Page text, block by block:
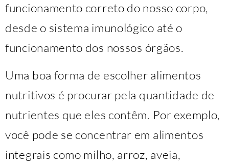
funcionamento correto do nosso corpo,
desde o sistema imunológico até o
funcionamento dos nossos órgãos.
Uma boa forma de escolher alimentos
nutritivos é procurar pela quantidade de
nutrientes que eles contêm. Por exemplo,
você pode se concentrar em alimentos
integrais como milho, arroz, aveia,